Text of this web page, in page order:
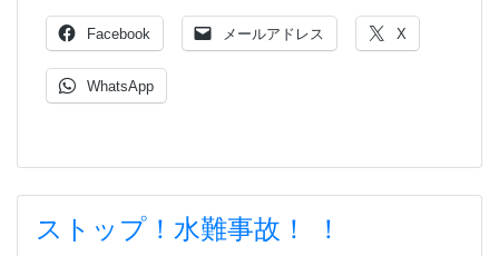
Facebook メールアドレス X
WhatsApp
ストップ！水難事故！ ！